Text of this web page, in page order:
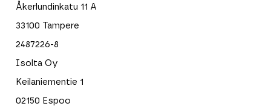
Åkerlundinkatu 11 A
33100 Tampere
2487226-8
Isolta Oy
Keilaniementie 1
02150 Espoo